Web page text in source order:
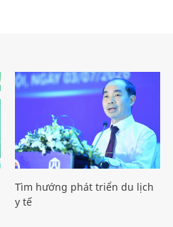
Tìm hướng phát triển du lịch
y tế